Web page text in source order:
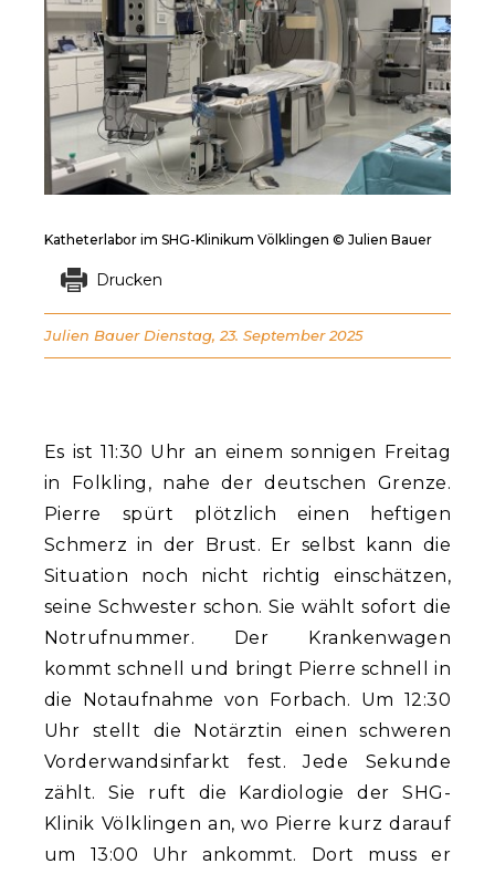
Es ist 11:30 Uhr an einem sonnigen Freitag
in Folkling, nahe der deutschen Grenze.
Pierre spürt plötzlich einen heftigen
Schmerz in der Brust. Er selbst kann die
Situation noch nicht richtig einschätzen,
seine Schwester schon. Sie wählt sofort die
Notrufnummer. Der Krankenwagen
kommt schnell und bringt Pierre schnell in
die Notaufnahme von Forbach. Um 12:30
Uhr stellt die Notärztin einen schweren
Vorderwandsinfarkt fest. Jede Sekunde
zählt. Sie ruft die Kardiologie der SHG-
Klinik Völklingen an, wo Pierre kurz darauf
um 13:00 Uhr ankommt. Dort muss er
Katheterlabor im SHG-Klinikum Völklingen © Julien Bauer
Drucken
Julien Bauer Dienstag, 23. September 2025